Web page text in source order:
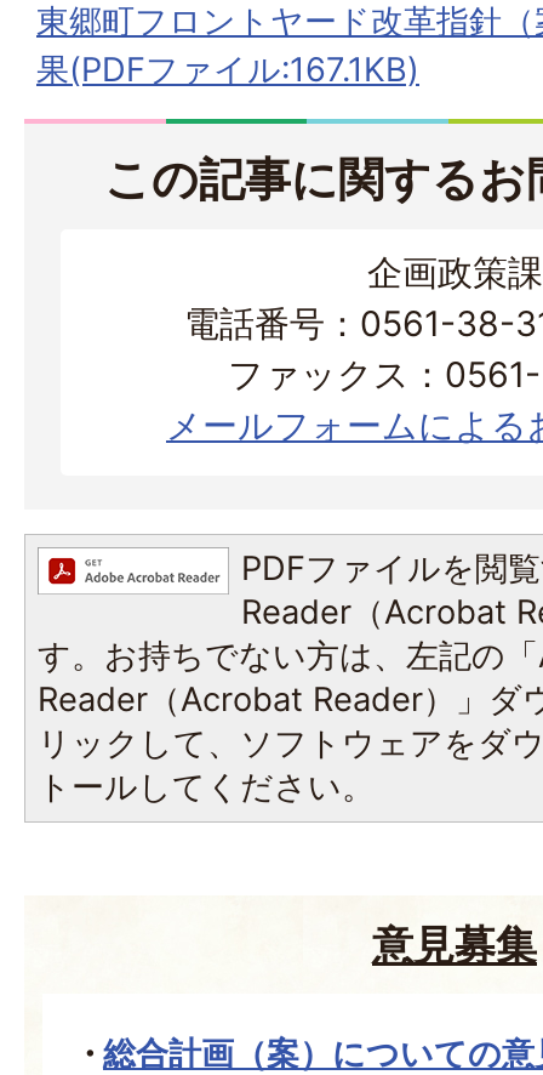
東郷町フロントヤード改革指針
果(PDFファイル:167.1KB)
この記事に関する
企画政策課
電話番号：0561-38-
ファックス：
メールフォームによる
PDFファイルを閲
Reader（Acrobat
す。お持ちでない方は、左記の
Reader（Acrobat Reader）」ダ
リックして、ソフトウェアをダ
トールしてください。
意見募集
総合計画（案）についての意